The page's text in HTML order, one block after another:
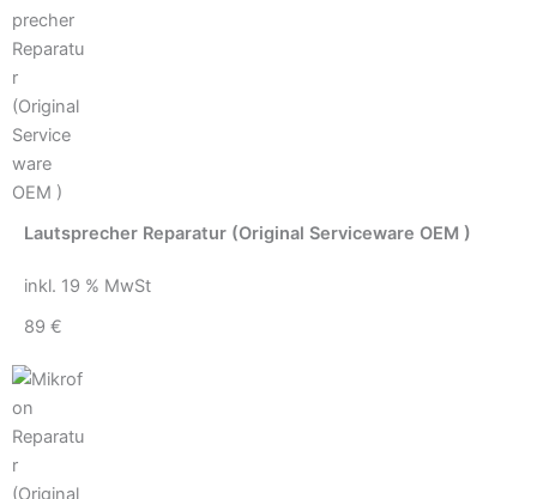
Lautsprecher Reparatur (Original Serviceware OEM )
inkl. 19 % MwSt
89 €